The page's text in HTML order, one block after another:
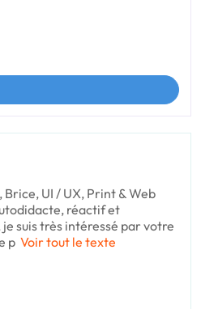
UI / UX, Print & Web
réactif et
suis très intéressé par votre
p Voir tout le texte